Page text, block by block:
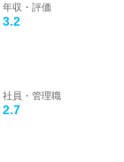
年収・評価
3.2
社員・管理職
2.7